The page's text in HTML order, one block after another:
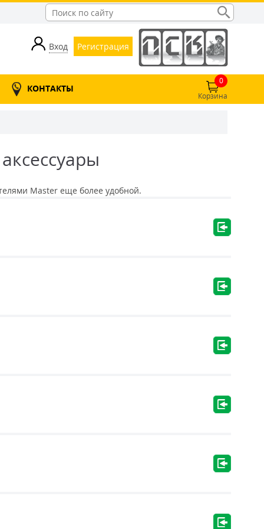
Вход Регистрация
КОНТАКТЫ
0
Корзина
Master еще более удобной.